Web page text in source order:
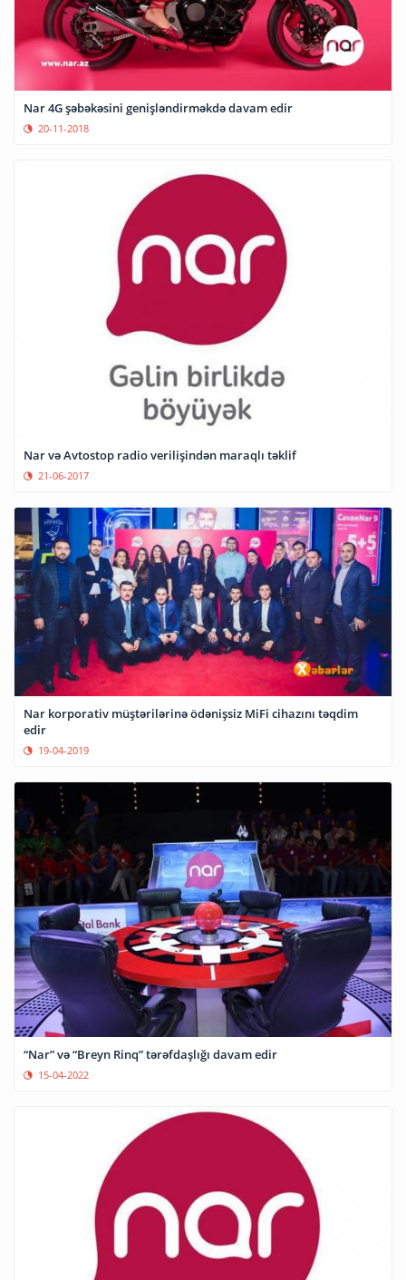
Nar 4G şəbəkəsini genişləndirməkdə davam edir
20-11-2018
Nar və Avtostop radio verilişindən maraqlı təklif
21-06-2017
Nar korporativ müştərilərinə ödənişsiz MiFi cihazını təqdim
edir
19-04-2019
“Nar” və “Breyn Rinq” tərəfdaşlığı davam edir
15-04-2022